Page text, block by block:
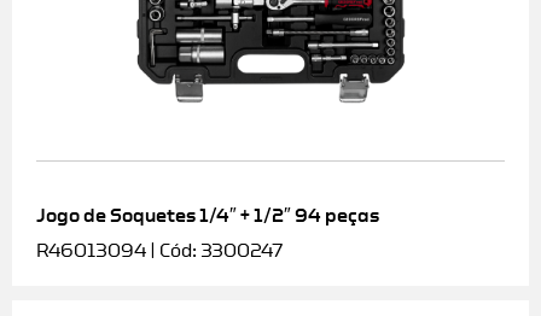
Jogo de Soquetes 1/4″ + 1/2″ 94 peças
R46013094 | Cód: 3300247